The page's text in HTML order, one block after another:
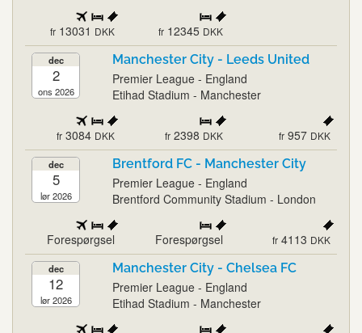
fr 13031 DKK fr 12345 DKK
dec
2
ons 2026
Manchester City - Leeds United
Premier League - England
Etihad Stadium - Manchester
fr 3084 DKK fr 2398 DKK fr 957 DKK
dec
5
lør 2026
Brentford FC - Manchester City
Premier League - England
Brentford Community Stadium - London
Forespørgsel Forespørgsel fr 4113 DKK
dec
12
lør 2026
Manchester City - Chelsea FC
Premier League - England
Etihad Stadium - Manchester